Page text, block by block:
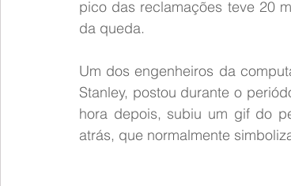
pico das reclamações teve 20
da queda.
Um dos engenheiros da
Stanley, postou durante o
hora depois, subiu um gif do
atrás, que normalmente